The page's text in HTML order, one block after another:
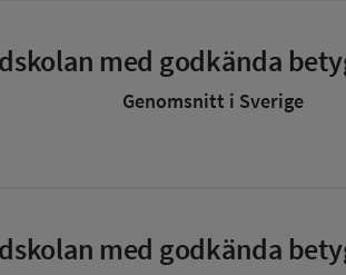
med godkända
Genomsnitt i Sverige
med godkända